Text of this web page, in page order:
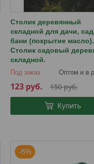
Столик деревянный
складной для дачи,
бани (покрытие масло).
Столик садовый
складной.
Под заказ Оптом и в
150руб.
123 руб.
Купить
-5%